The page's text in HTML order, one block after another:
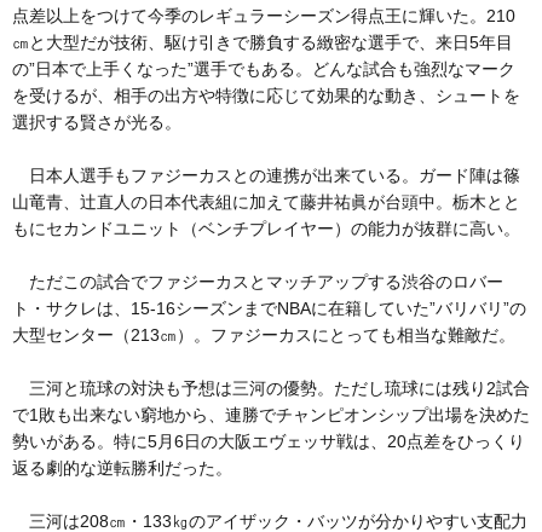
点差以上をつけて今季のレギュラーシーズン得点王に輝いた。210
㎝と大型だが技術、駆け引きで勝負する緻密な選手で、来日5年目
の”日本で上手くなった”選手でもある。どんな試合も強烈なマーク
を受けるが、相手の出方や特徴に応じて効果的な動き、シュートを
選択する賢さが光る。
日本人選手もファジーカスとの連携が出来ている。ガード陣は篠
山竜青、辻直人の日本代表組に加えて藤井祐眞が台頭中。栃木とと
もにセカンドユニット（ベンチプレイヤー）の能力が抜群に高い。
ただこの試合でファジーカスとマッチアップする渋谷のロバー
ト・サクレは、15-16シーズンまでNBAに在籍していた”バリバリ”の
大型センター（213㎝）。ファジーカスにとっても相当な難敵だ。
三河と琉球の対決も予想は三河の優勢。ただし琉球には残り2試合
で1敗も出来ない窮地から、連勝でチャンピオンシップ出場を決めた
勢いがある。特に5月6日の大阪エヴェッサ戦は、20点差をひっくり
返る劇的な逆転勝利だった。
三河は208㎝・133㎏のアイザック・バッツが分かりやすい支配力